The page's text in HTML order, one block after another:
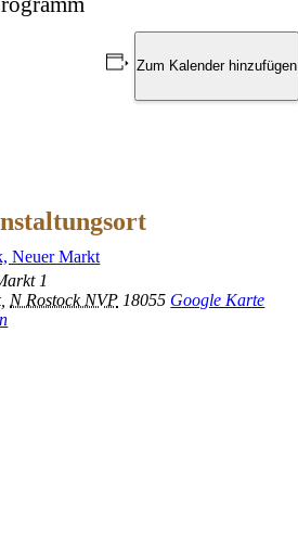
Zum Kalender hinzufügen
Neuer Markt
1
, N Rostock NVP 18055 Google Karte